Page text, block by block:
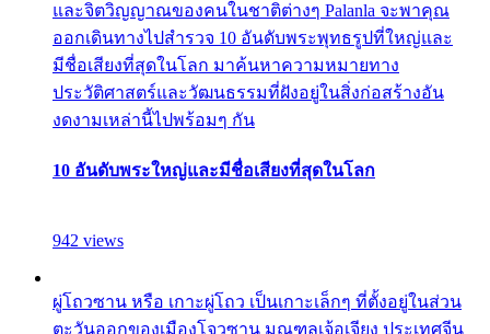
และจิตวิญญาณของคนในชาติต่างๆ Palanla จะพาคุณ
ออกเดินทางไปสำรวจ 10 อันดับพระพุทธรูปที่ใหญ่และ
มีชื่อเสียงที่สุดในโลก มาค้นหาความหมายทาง
ประวัติศาสตร์และวัฒนธรรมที่ฝังอยู่ในสิ่งก่อสร้างอัน
งดงามเหล่านี้ไปพร้อมๆ กัน
10 อันดับพระใหญ่และมีชื่อเสียงที่สุดในโลก
942 views
ผู่โถวซาน หรือ เกาะผู่โถว เป็นเกาะเล็กๆ ที่ตั้งอยู่ในส่วน
ตะวันออกของเมืองโจวซาน มณฑลเจ้อเจียง ประเทศจีน